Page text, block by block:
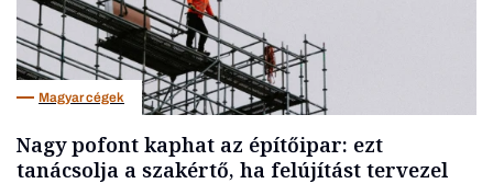
Magyar cégek
Nagy pofont kaphat az építőipar: ezt
tanácsolja a szakértő, ha felújítást tervezel